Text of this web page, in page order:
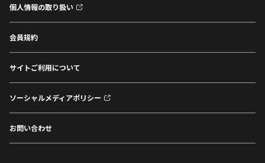
個人情報の取り扱い
会員規約
サイトご利用について
ソーシャルメディアポリシー
お問い合わせ